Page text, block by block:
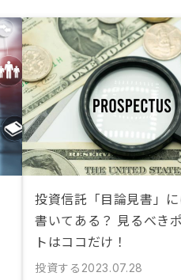
投資信託「目論見書」
書いてある？ 見るべき
トはココだけ！
投資する 2023.07.28